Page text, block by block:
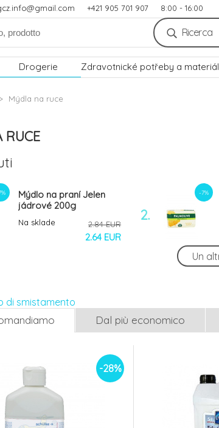
+421 905 701 907 8:00 - 16:00
Ricerca
Drogerie Zdravotnické potřeby a materiál
Mýdla na ruce
RUCE
Mýdlo na praní Jelen
jádrové 200g
Na sklade 2.84 EUR
2.64 EUR
2.
-7%
0.92 EUR
-7%
Mýdlo tekuté Florea
6.16 EUR
5.73 EUR
Un
di smistamento
Dal più economico
-28%